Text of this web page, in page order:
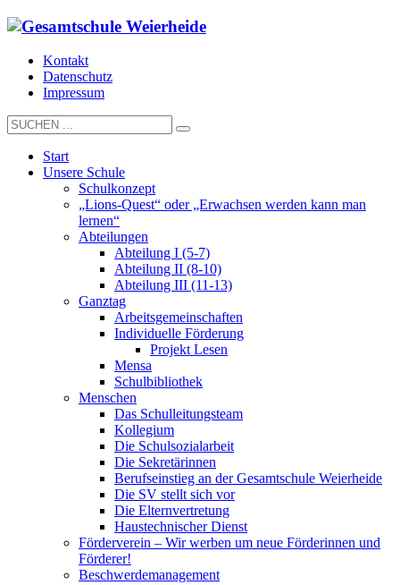
Kontakt
Datenschutz
Impressum
Start
Unsere Schule
Schulkonzept
„Lions-Quest“ oder „Erwachsen werden kann man
lernen“
Abteilungen
Abteilung I (5-7)
Abteilung II (8-10)
Abteilung III (11-13)
Ganztag
Arbeitsgemeinschaften
Individuelle Förderung
Projekt Lesen
Mensa
Schulbibliothek
Menschen
Das Schulleitungsteam
Kollegium
Die Schulsozialarbeit
Die Sekretärinnen
Berufseinstieg an der Gesamtschule Weierheide
Die SV stellt sich vor
Die Elternvertretung
Haustechnischer Dienst
Förderverein – Wir werben um neue Förderinnen und
Förderer!
Beschwerdemanagement